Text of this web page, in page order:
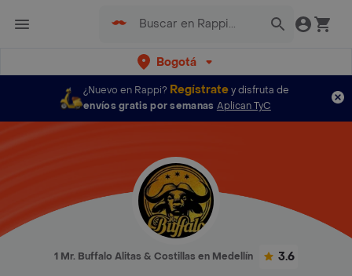
Bogotá
¿Nuevo en Rappi? Regístratey disfruta de
envíos gratis por semanas Aplican TyC
1 Mr. Buffalo Alitas & Costillas en Medellín 3.6